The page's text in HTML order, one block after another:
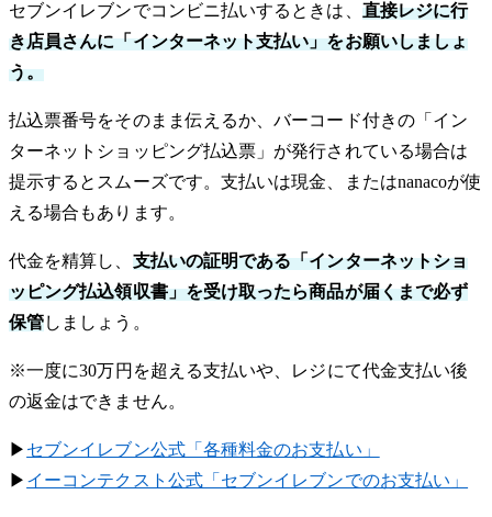
セブンイレブンでコンビニ払いするときは、 直接レジに行
き店員さんに「インターネット支払い」をお願いしましょ
う。
払込票番号をそのまま伝えるか、バーコード付きの「イン
ターネットショッピング払込票」が発行されている場合は
提示するとスムーズです。支払いは現金、またはnanacoが使
える場合もあります。
代金を精算し、 支払いの証明である「インターネットショ
ッピング払込領収書」を受け取ったら商品が届くまで必ず
保管しましょう。
※一度に30万円を超える支払いや、レジにて代金支払い後
の返金はできません。
▶︎ セブンイレブン公式「各種料金のお支払い」
▶︎ イーコンテクスト公式「セブンイレブンでのお支払い」